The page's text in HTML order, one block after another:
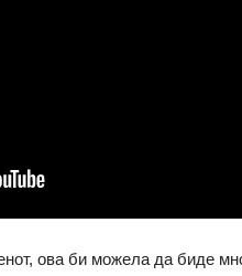
ова би можела да биде